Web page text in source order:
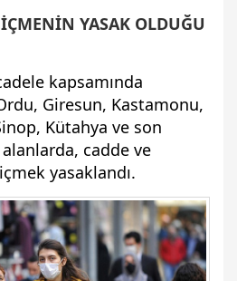
YASAK OLDUĞU
kapsamında
Giresun, Kastamonu,
Kütahya ve son
cadde ve
yasaklandı.